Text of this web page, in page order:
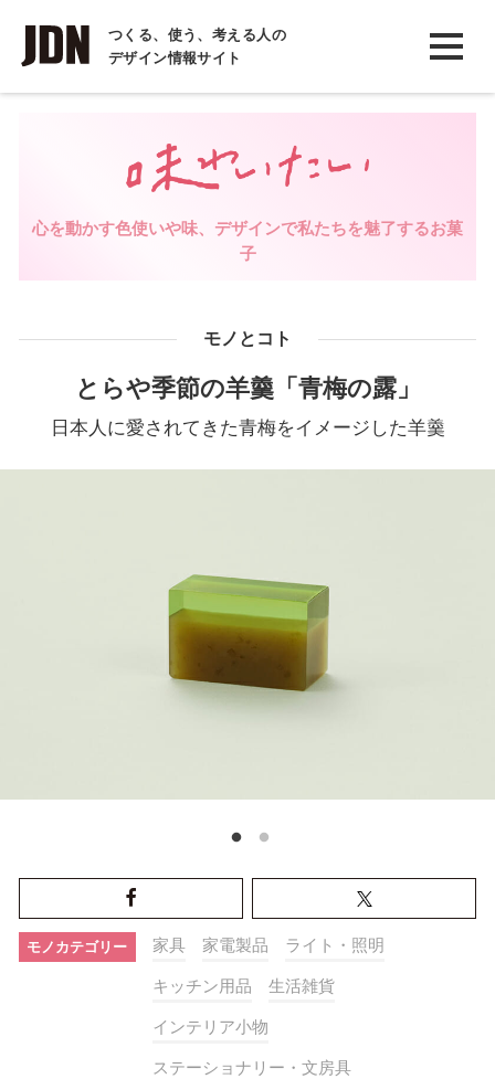
つくる、使う、考える人の
デザイン情報サイト
INTERVIEW
インタビュー
コラム
心を動かす色使いや味、デザインで私たちを魅了するお菓
子
モノとコト
とらや季節の羊羹「青梅の露」
日本人に愛されてきた青梅をイメージした羊羹
モノカテゴリー 家具 家電製品 ライト・照明
キッチン用品 生活雑貨
インテリア小物
ステーショナリー・文房具